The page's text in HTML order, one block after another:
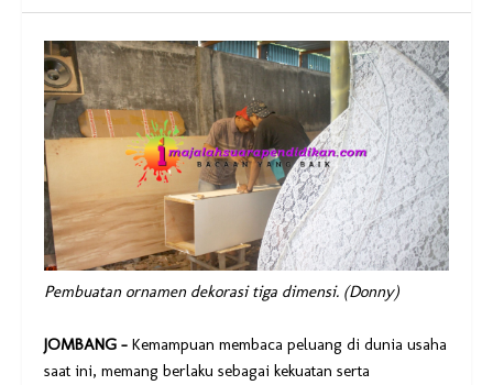
Pembuatan ornamen dekorasi tiga dimensi. (Donny)
JOMBANG – Kemampuan membaca peluang di dunia usaha
saat ini, memang berlaku sebagai kekuatan serta